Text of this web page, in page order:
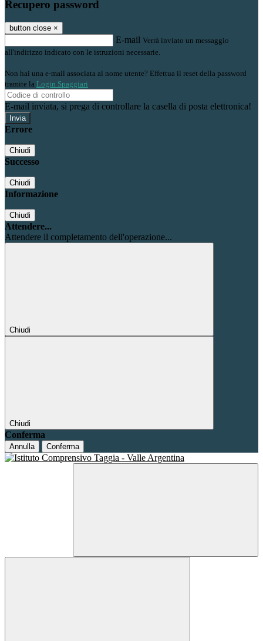
Recupero password
button close ×
E-mail Verrà inviato un messaggio
all'indirizzo indicato con le istruzioni necessarie.
Non hai una e-mail associata al nome utente? Effettua il reset della password
tramite la Login Spaggiari
E-mail inviata, si prega di controllare la casella di posta elettronica!
Errore
Chiudi
Successo
Chiudi
Informazione
Chiudi
Attendere...
Attendere il completamento dell'operazione...
Chiudi
Chiudi
Conferma
Annulla Conferma